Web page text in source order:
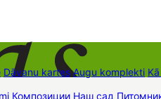
Dāvanu kartes Augu komplekti
Композиции Наш сад